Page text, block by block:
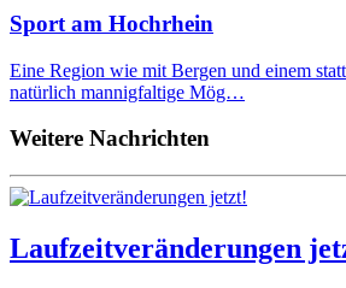
Sport am Hochrhein
Eine Region wie mit Bergen und einem
natürlich mannigfaltige Mög…
Weitere Nachrichten
Laufzeitveränderungen